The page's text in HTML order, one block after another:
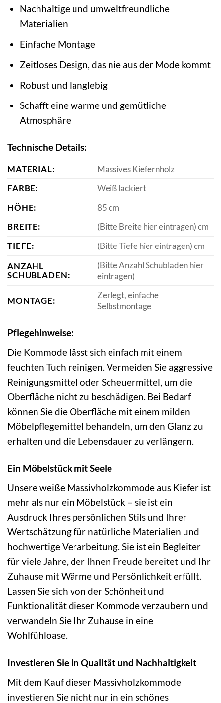
Nachhaltige und umweltfreundliche
Materialien
Einfache Montage
Zeitloses Design, das nie aus der Mode kommt
Robust und langlebig
Schafft eine warme und gemütliche
Atmosphäre
Technische Details:
MATERIAL:
Massives Kiefernholz
FARBE:
Weiß lackiert
HÖHE:
85 cm
BREITE:
(Bitte Breite hier eintragen) cm
TIEFE:
(Bitte Tiefe hier eintragen) cm
ANZAHL
SCHUBLADEN:
(Bitte Anzahl Schubladen hier
eintragen)
MONTAGE:
Zerlegt, einfache
Selbstmontage
Pflegehinweise:
Die Kommode lässt sich einfach mit einem
feuchten Tuch reinigen. Vermeiden Sie aggressive
Reinigungsmittel oder Scheuermittel, um die
Oberfläche nicht zu beschädigen. Bei Bedarf
können Sie die Oberfläche mit einem milden
Möbelpflegemittel behandeln, um den Glanz zu
erhalten und die Lebensdauer zu verlängern.
Ein Möbelstück mit Seele
Unsere weiße Massivholzkommode aus Kiefer ist
mehr als nur ein Möbelstück – sie ist ein
Ausdruck Ihres persönlichen Stils und Ihrer
Wertschätzung für natürliche Materialien und
hochwertige Verarbeitung. Sie ist ein Begleiter
für viele Jahre, der Ihnen Freude bereitet und Ihr
Zuhause mit Wärme und Persönlichkeit erfüllt.
Lassen Sie sich von der Schönheit und
Funktionalität dieser Kommode verzaubern und
verwandeln Sie Ihr Zuhause in eine
Wohlfühloase.
Investieren Sie in Qualität und Nachhaltigkeit
Mit dem Kauf dieser Massivholzkommode
investieren Sie nicht nur in ein schönes